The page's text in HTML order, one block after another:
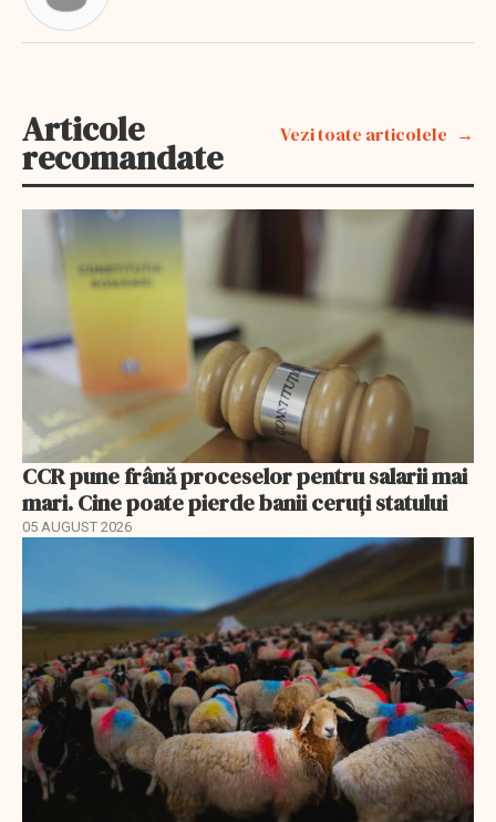
Articole
recomandate
Vezi toate articolele
CCR pune frână proceselor pentru salarii mai
mari. Cine poate pierde banii ceruți statului
05 AUGUST 2026